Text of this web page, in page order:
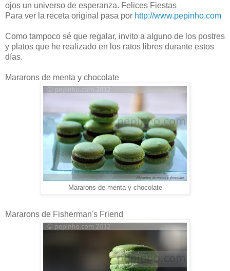
ojos un universo de esperanza. Felices Fiestas
Para ver la receta original pasa por http://www.pepinho.com
Como tampoco sé que regalar, invito a alguno de los postres
y platos que he realizado en los ratos libres durante estos
días.
Mararons de menta y chocolate
Mararons de menta y chocolate
Mararons de Fisherman's Friend